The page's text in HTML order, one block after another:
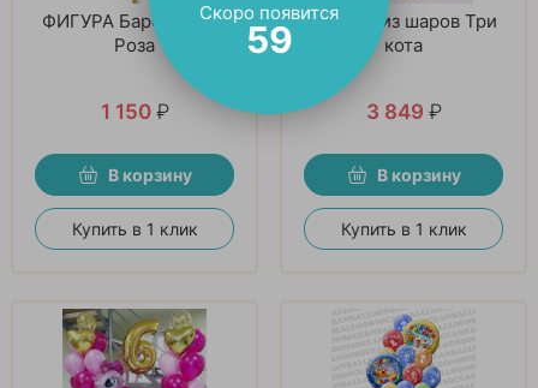
ФИГУРА Барбоскины
Роза
1 150 ₽
В корзину
Купить в 1 клик
Фонтан из шаров Три
кота
3 849 ₽
В корзину
Купить в 1 клик
Скоро появится
57